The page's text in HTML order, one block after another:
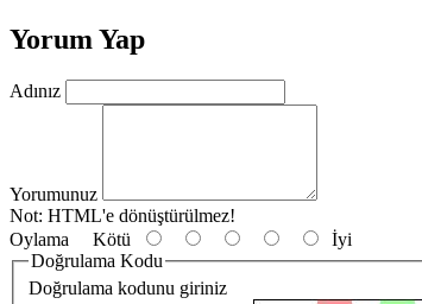
Yorum Yap
Adınız
Yorumunuz
Not: HTML'e dönüştürülmez!
Oylama Kötü
İyi
Doğrulama Kodu
Doğrulama kodunu giriniz